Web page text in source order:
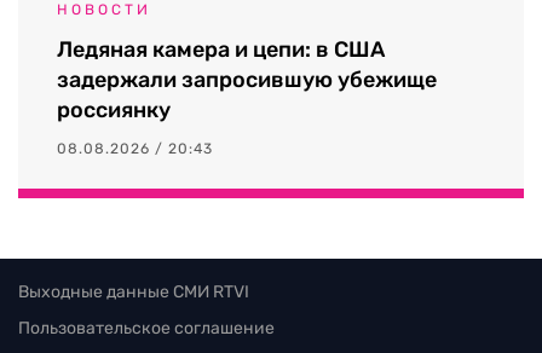
НОВОСТИ
Ледяная камера и цепи: в США
задержали запросившую убежище
россиянку
08.08.2026 / 20:43
Выходные данные СМИ RTVI
Пользовательское соглашение